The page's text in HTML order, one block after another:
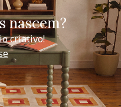
nascem?
criativo!